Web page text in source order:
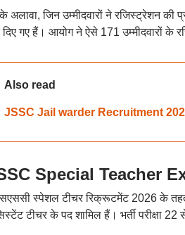
अलावा, जिन उम्मीदवारों ने रजिस्ट्रेशन की
गए हैं। आयोग ने ऐसे 171 उम्मीदवारों के
Also read
JSSC Jail warder Recruitment 2026:
Special Teacher
स्पेशल टीचर रिक्रूटमेंट 2026 के
टीचर के पद शामिल हैं। भर्ती परीक्षा